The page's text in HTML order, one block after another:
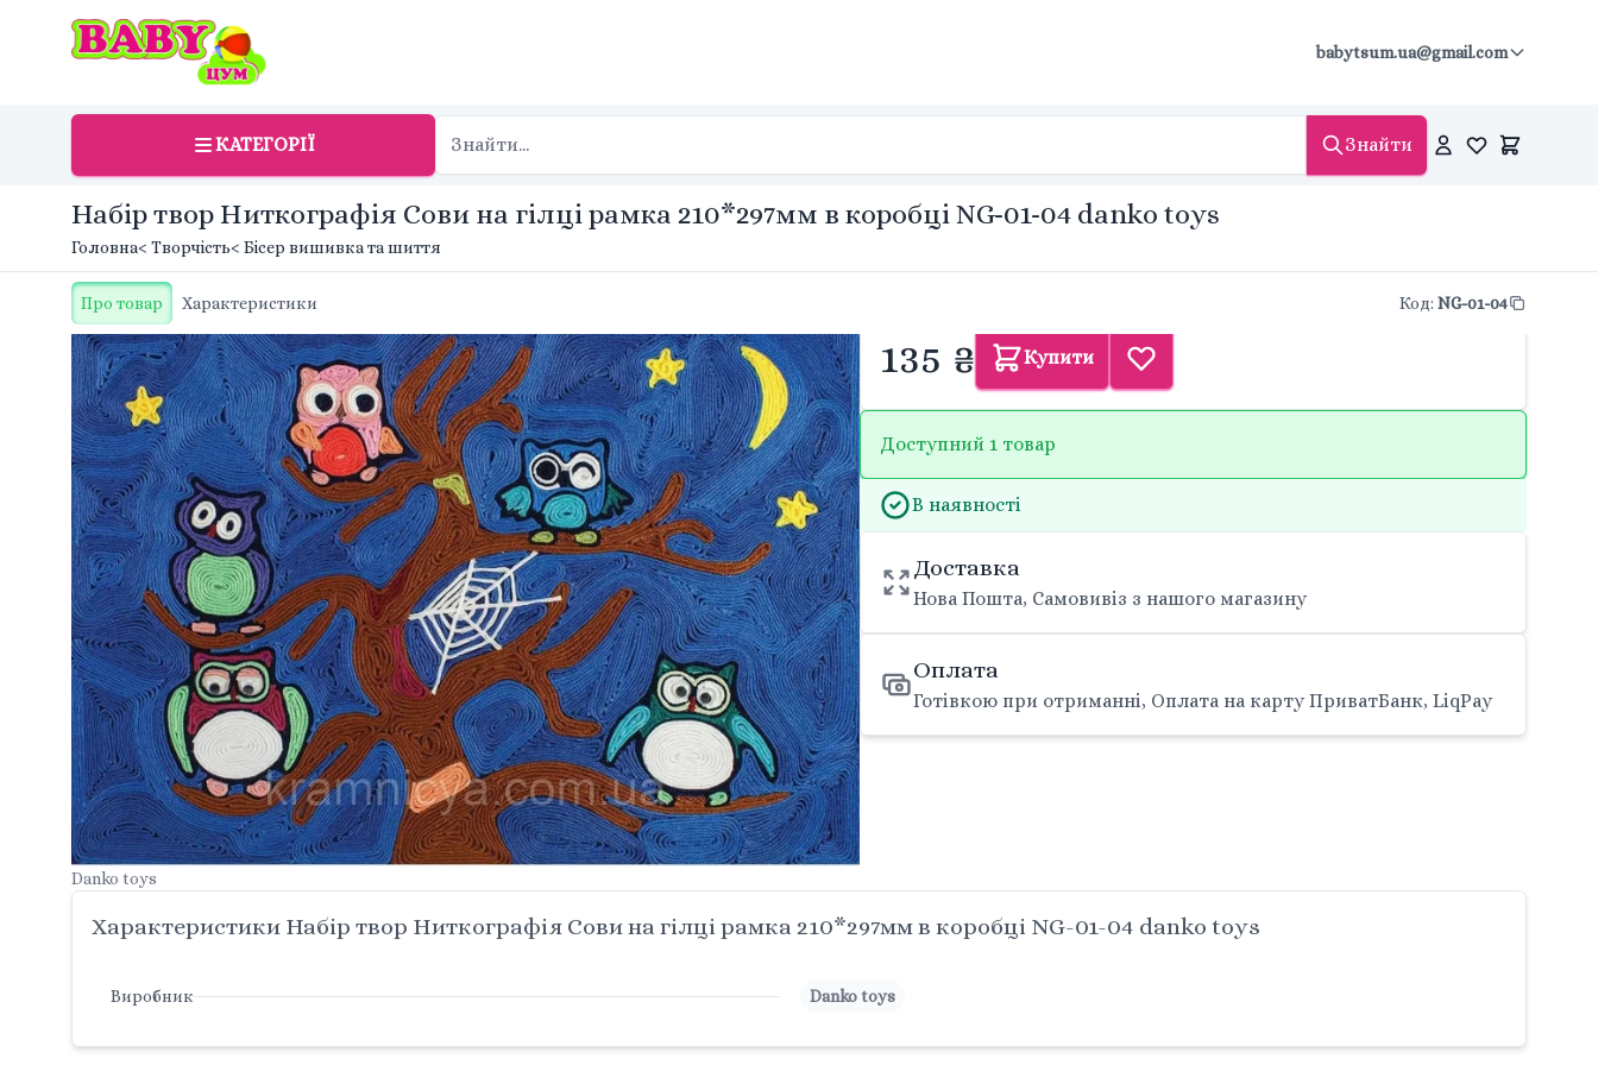
babytsum.ua@gmail.com
КАТЕГОРІЇ Знайти
Набір твор Ниткографія Сови на гілці рамка 210*297мм в коробці NG-01-04 danko toys
Головна< Творчість< Бісер вишивка та шиття
Про товар Характеристики Код: NG-01-04
Danko toys
135 ₴ Купити
Доступний 1 товар
В наявності
Доставка
Нова Пошта, Самовивіз з нашого магазину
Оплата
Готівкою при отриманні, Оплата на карту ПриватБанк, LiqPay
Характеристики Набір твор Ниткографія Сови на гілці рамка 210*297мм в коробці NG-01-04 danko toys
Виробник Danko toys